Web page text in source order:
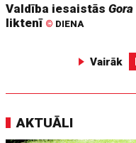
Valdība iesaistāsGora
liktenī © DIENA
Vairāk
AKTUĀLI